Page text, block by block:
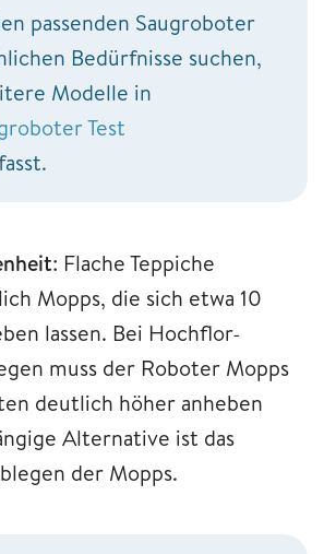
passenden Saugroboter
Bedürfnisse suchen,
Modelle in
Test
: Flache Teppiche
Mopps, die sich etwa 10
lassen. Bei Hochflor-
muss der Roboter Mopps
deutlich höher anheben
Alternative ist das
der Mopps.